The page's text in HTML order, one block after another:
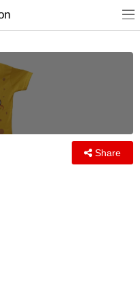
Share